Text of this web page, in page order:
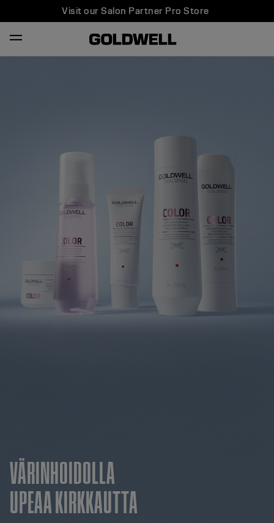
Visit our Salon Partner Pro Store
VÄRINHOIDOLLA
UPEAA KIRKKAUTTA